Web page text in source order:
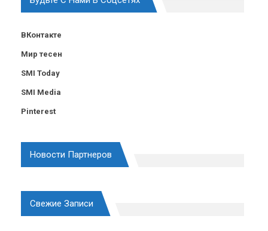
ВКонтакте
Мир тесен
SMI Today
SMI Media
Pinterest
Новости Партнеров
Свежие Записи